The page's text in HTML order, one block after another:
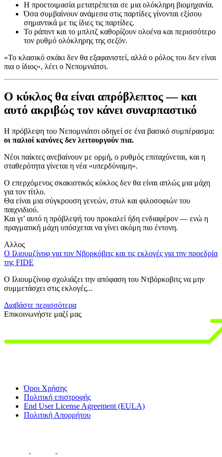
Η προετοιμασία μετατρέπεται σε μια ολόκληρη βιομηχανία.
Όσα συμβαίνουν ανάμεσα στις παρτίδες γίνονται εξίσου
σημαντικά με τις ίδιες τις παρτίδες.
Το ράπιντ και το μπλιτζ καθορίζουν ολοένα και περισσότερο
τον ρυθμό ολόκληρης της σεζόν.
«Το κλασικό σκάκι δεν θα εξαφανιστεί, αλλά ο ρόλος του δεν είναι
πια ο ίδιος», λέει ο Νεπομνιάτσι.
Ο κύκλος θα είναι απρόβλεπτος — και
αυτό ακριβώς τον κάνει συναρπαστικό
Η πρόβλεψη του Νεπομνιάτσι οδηγεί σε ένα βασικό συμπέρασμα:
οι παλιοί κανόνες δεν λειτουργούν πια.
Νέοι παίκτες ανεβαίνουν με ορμή, ο ρυθμός επιταχύνεται, και η
σταθερότητα γίνεται η νέα «υπερδύναμη».
Ο επερχόμενος σκακιστικός κύκλος δεν θα είναι απλώς μια μάχη
για τον τίτλο.
Θα είναι μια σύγκρουση γενεών, στυλ και φιλοσοφιών του
παιχνιδιού.
Και γι’ αυτό η πρόβλεψή του προκαλεί ήδη ενδιαφέρον — ενώ η
πραγματική μάχη υπόσχεται να γίνει ακόμη πιο έντονη.
Αλλος
Ο Ιλιουμζίνοφ για τον Νβορκόβιτς και τις εκλογές για την προεδρία
της FIDE
Ο Ιλιουμζίνοφ σχολιάζει την απόφαση του Ντβόρκοβιτς να μην
συμμετάσχει στις εκλογές...
Διαβάστε περισσότερα
Επικοινωνήστε μαζί μας
Όροι Χρήσης
Πολιτική επιστροφής
End User License Agreement (EULA)
Πολιτική Απορρήτου